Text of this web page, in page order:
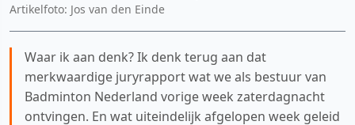
Artikelfoto: Jos van den Einde
Waar ik aan denk? Ik denk terug aan dat
merkwaardige juryrapport wat we als bestuur van
Badminton Nederland vorige week zaterdagnacht
ontvingen. En wat uiteindelijk afgelopen week geleid